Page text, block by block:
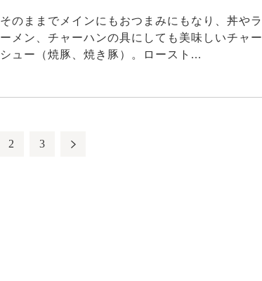
そのままでメインにもおつまみにもなり、丼やラ
ーメン、チャーハンの具にしても美味しいチャー
シュー（焼豚、焼き豚）。ロースト...
2 3